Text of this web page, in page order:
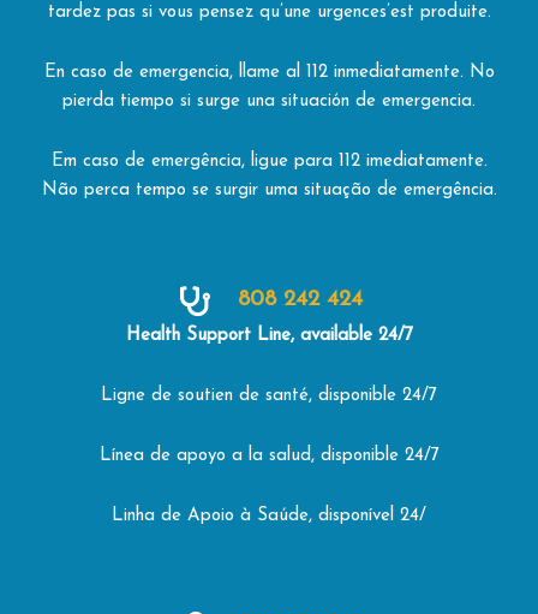
tardez pas si vous pensez qu’une urgences’est produite.
En caso de emergencia, llame al 112 inmediatamente. No
pierda tiempo si surge una situación de emergencia.
Em caso de emergência, ligue para 112 imediatamente.
Não perca tempo se surgir uma situação de emergência.
808 242 424
Health Support Line, available 24/7
Ligne de soutien de santé, disponible 24/7
Línea de apoyo a la salud, disponible 24/7
Linha de Apoio à Saúde, disponível 24/